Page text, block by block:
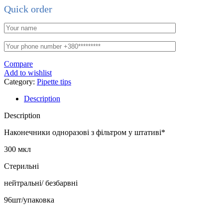
Quick order
Compare
Add to wishlist
Category: Pipette tips
Description
Description
Наконечники одноразові з фільтром у штативі*
300 мкл
Стерильні
нейтральні/ безбарвні
96шт/упаковка